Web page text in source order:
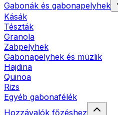
Gabonák és gabonapelyhek
Kásák
Tészták
Granola
Zabpelyhek
Gabonapelyhek és müzlik
Hajdina
Quinoa
Rizs
Egyéb gabonafélék
Hozzávalók főzéshez